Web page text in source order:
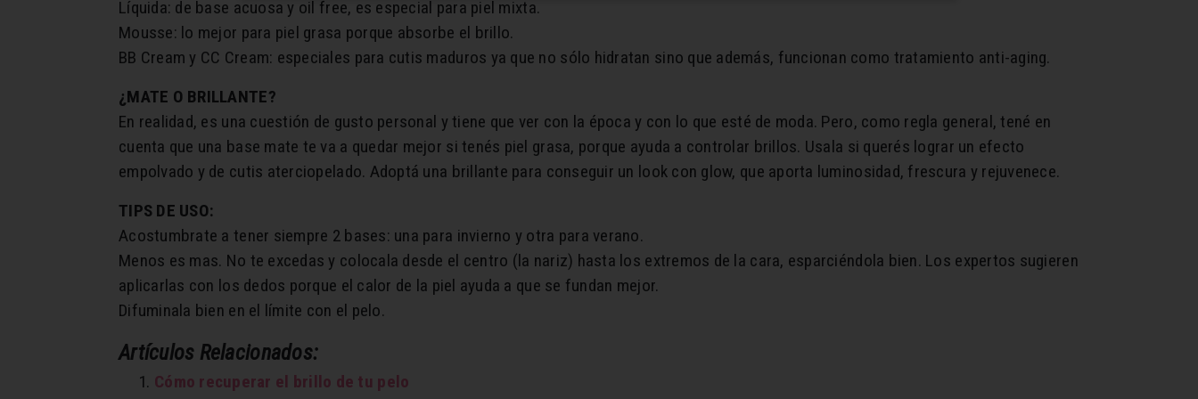
Líquida: de base acuosa y oil free, es especial para piel mixta.
Mousse: lo mejor para piel grasa porque absorbe el brillo.
BB Cream y CC Cream: especiales para cutis maduros ya que no sólo hidratan sino que además, funcionan como tratamiento anti-aging.
¿MATE O BRILLANTE?
En realidad, es una cuestión de gusto personal y tiene que ver con la época y con lo que esté de moda. Pero, como regla general, tené en
cuenta que una base mate te va a quedar mejor si tenés piel grasa, porque ayuda a controlar brillos. Usala si querés lograr un efecto
empolvado y de cutis aterciopelado. Adoptá una brillante para conseguir un look con glow, que aporta luminosidad, frescura y rejuvenece.
TIPS DE USO:
Acostumbrate a tener siempre 2 bases: una para invierno y otra para verano.
Menos es mas. No te excedas y colocala desde el centro (la nariz) hasta los extremos de la cara, esparciéndola bien. Los expertos sugieren
aplicarlas con los dedos porque el calor de la piel ayuda a que se fundan mejor.
Difuminala bien en el límite con el pelo.
Artículos Relacionados:
Cómo recuperar el brillo de tu pelo